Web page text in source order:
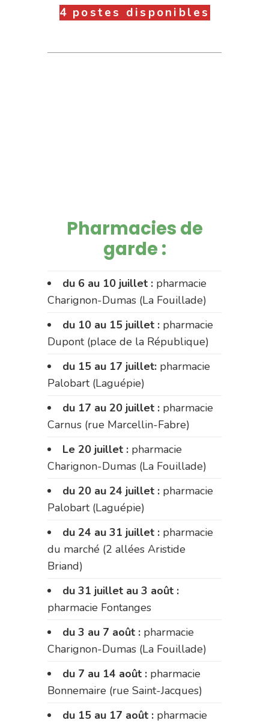
4 postes disponibles
Pharmacies de
garde :
du 6 au 10 juillet : pharmacie
Charignon-Dumas (La Fouillade)
du 10 au 15 juillet : pharmacie
Dupont (place de la République)
du 15 au 17 juillet: pharmacie
Palobart (Laguépie)
du 17 au 20 juillet : pharmacie
Carnus (rue Marcellin-Fabre)
Le 20 juillet : pharmacie
Charignon-Dumas (La Fouillade)
du 20 au 24 juillet : pharmacie
Palobart (Laguépie)
du 24 au 31 juillet : pharmacie
du marché (2 allées Aristide
Briand)
du 31 juillet au 3 août :
pharmacie Fontanges
du 3 au 7 août : pharmacie
Charignon-Dumas (La Fouillade)
du 7 au 14 août : pharmacie
Bonnemaire (rue Saint-Jacques)
du 15 au 17 août : pharmacie